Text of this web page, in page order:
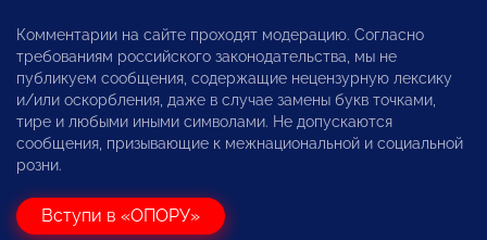
Комментарии на сайте проходят модерацию. Согласно
требованиям российского законодательства, мы не
публикуем сообщения, содержащие нецензурную лексику
и/или оскорбления, даже в случае замены букв точками,
тире и любыми иными символами. Не допускаются
сообщения, призывающие к межнациональной и социальной
розни.
Вступи в «ОПОРУ»